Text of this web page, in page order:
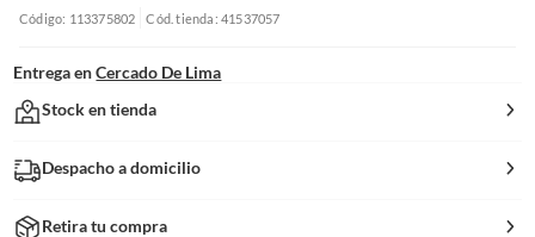
Código: 113375802 Cód. tienda: 41537057
Entrega en Cercado De Lima
Stock en tienda
Despacho a domicilio
Retira tu compra